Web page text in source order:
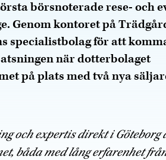
börsnoterade rese- och
Genom kontoret på
specialistbolag för att
när dotterbolaget
på plats med två nya
och expertis direkt i Göteborg
båda med lång erfarenhet